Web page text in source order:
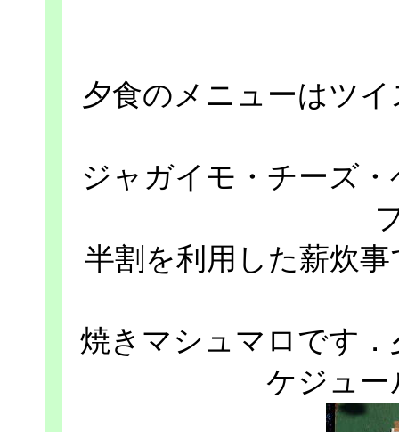
夕食のメニューはツ
ジャガイモ・チーズ
半割を利用した薪炊
焼きマシュマロです
ケジュ